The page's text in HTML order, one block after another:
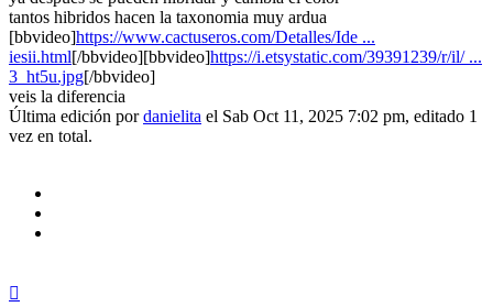
tantos hibridos hacen la taxonomia muy ardua
[bbvideo]https://www.cactuseros.com/Detalles/Ide ...
iesii.html[/bbvideo][bbvideo]https://i.etsystatic.com/39391239/r/il/ ...
3_ht5u.jpg[/bbvideo]
veis la diferencia
Última edición pordanielita el Sab Oct 11, 2025 7:02 pm, editado 1
vez en total.